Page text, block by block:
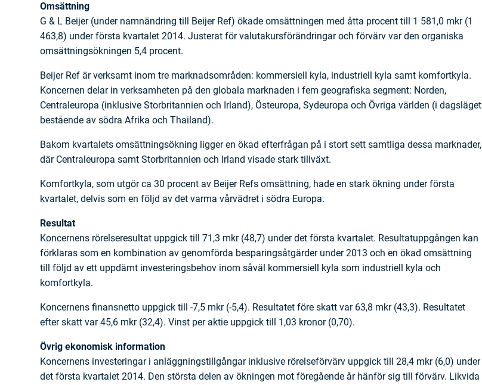
Omsättning
G & L Beijer (under namnändring till Beijer Ref) ökade omsättningen med åtta procent till 1 581,0 mkr (1
463,8) under första kvartalet 2014. Justerat för valutakursförändringar och förvärv var den organiska
omsättningsökningen 5,4 procent.
Beijer Ref är verksamt inom tre marknadsområden: kommersiell kyla, industriell kyla samt komfortkyla.
Koncernen delar in verksamheten på den globala marknaden i fem geografiska segment: Norden,
Centraleuropa (inklusive Storbritannien och Irland), Östeuropa, Sydeuropa och Övriga världen (i dagsläget
bestående av södra Afrika och Thailand).
Bakom kvartalets omsättningsökning ligger en ökad efterfrågan på i stort sett samtliga dessa marknader,
där Centraleuropa samt Storbritannien och Irland visade stark tillväxt.
Komfortkyla, som utgör ca 30 procent av Beijer Refs omsättning, hade en stark ökning under första
kvartalet, delvis som en följd av det varma vårvädret i södra Europa.
Resultat
Koncernens rörelseresultat uppgick till 71,3 mkr (48,7) under det första kvartalet. Resultatuppgången kan
förklaras som en kombination av genomförda besparingsåtgärder under 2013 och en ökad omsättning
till följd av ett uppdämt investeringsbehov inom såväl kommersiell kyla som industriell kyla och
komfortkyla.
Koncernens finansnetto uppgick till -7,5 mkr (-5,4). Resultatet före skatt var 63,8 mkr (43,3). Resultatet
efter skatt var 45,6 mkr (32,4). Vinst per aktie uppgick till 1,03 kronor (0,70).
Övrig ekonomisk information
Koncernens investeringar i anläggningstillgångar inklusive rörelseförvärv uppgick till 28,4 mkr (6,0) under
det första kvartalet 2014. Den största delen av ökningen mot föregående år hänför sig till förvärv. Likvida